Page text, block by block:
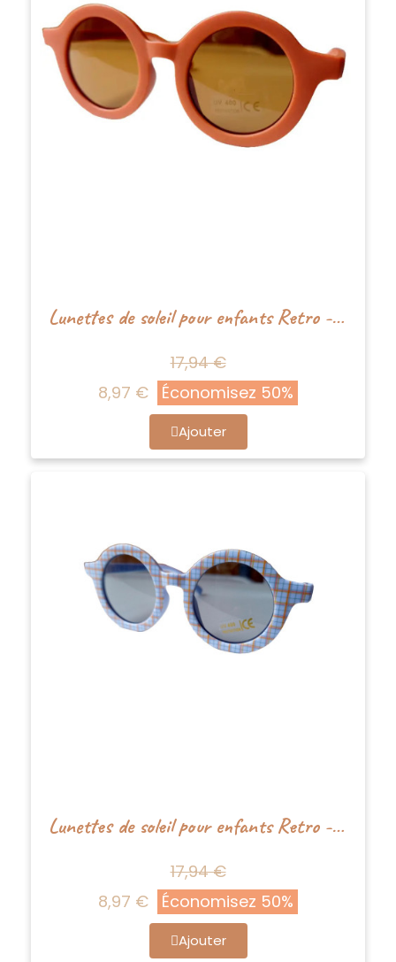
Lunettes de soleil pour enfants Retro - Orange sanguine - Happy by Lies
17,94 €
8,97 €
Économisez 50%
Ajouter
Lunettes de soleil pour enfants Retro - bleu carré - Happy by Lies
17,94 €
8,97 €
Économisez 50%
Ajouter